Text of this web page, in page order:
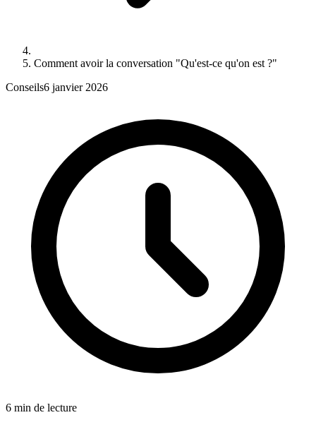
Comment avoir la conversation "Qu'est-ce qu'on est ?"
Conseils6 janvier 2026
6 min de lecture